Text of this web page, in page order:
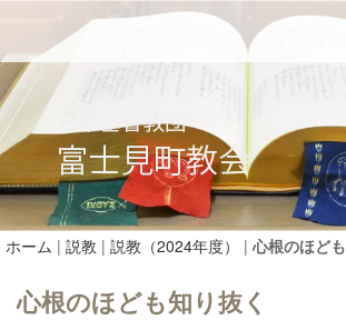
ホーム | 説教 | 説教（2024年度） | 心根のほど
心根のほども知り抜く